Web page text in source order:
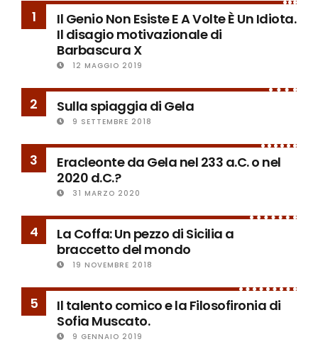
1
Il Genio Non Esiste E A Volte È Un Idiota.
Il disagio motivazionale di
Barbascura X
12 MAGGIO 2019
2 Sulla spiaggia di Gela
9 SETTEMBRE 2018
3
Eracleonte da Gela nel 233 a.C. o nel
2020 d.C.?
31 MARZO 2020
4
La Coffa: Un pezzo di Sicilia a
braccetto del mondo
19 NOVEMBRE 2018
5
Il talento comico e la Filosofironia di
Sofia Muscato.
9 GENNAIO 2019